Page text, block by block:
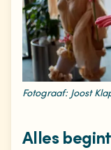
Fotograaf: Joost
Alles